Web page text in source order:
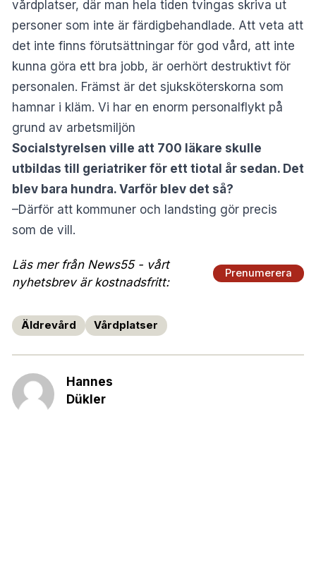
vårdplatser, där man hela tiden tvingas skriva ut
personer som inte är färdigbehandlade. Att veta att
det inte finns förutsättningar för god vård, att inte
kunna göra ett bra jobb, är oerhört destruktivt för
personalen. Främst är det sjuksköterskorna som
hamnar i kläm. Vi har en enorm personalflykt på
grund av arbetsmiljön
Socialstyrelsen ville att 700 läkare skulle
utbildas till geriatriker för ett tiotal år sedan. Det
blev bara hundra. Varför blev det så?
–Därför att kommuner och landsting gör precis
som de vill.
Läs mer från News55 - vårt
nyhetsbrev är kostnadsfritt:
Prenumerera
Äldrevård Vårdplatser
Hannes
Dükler